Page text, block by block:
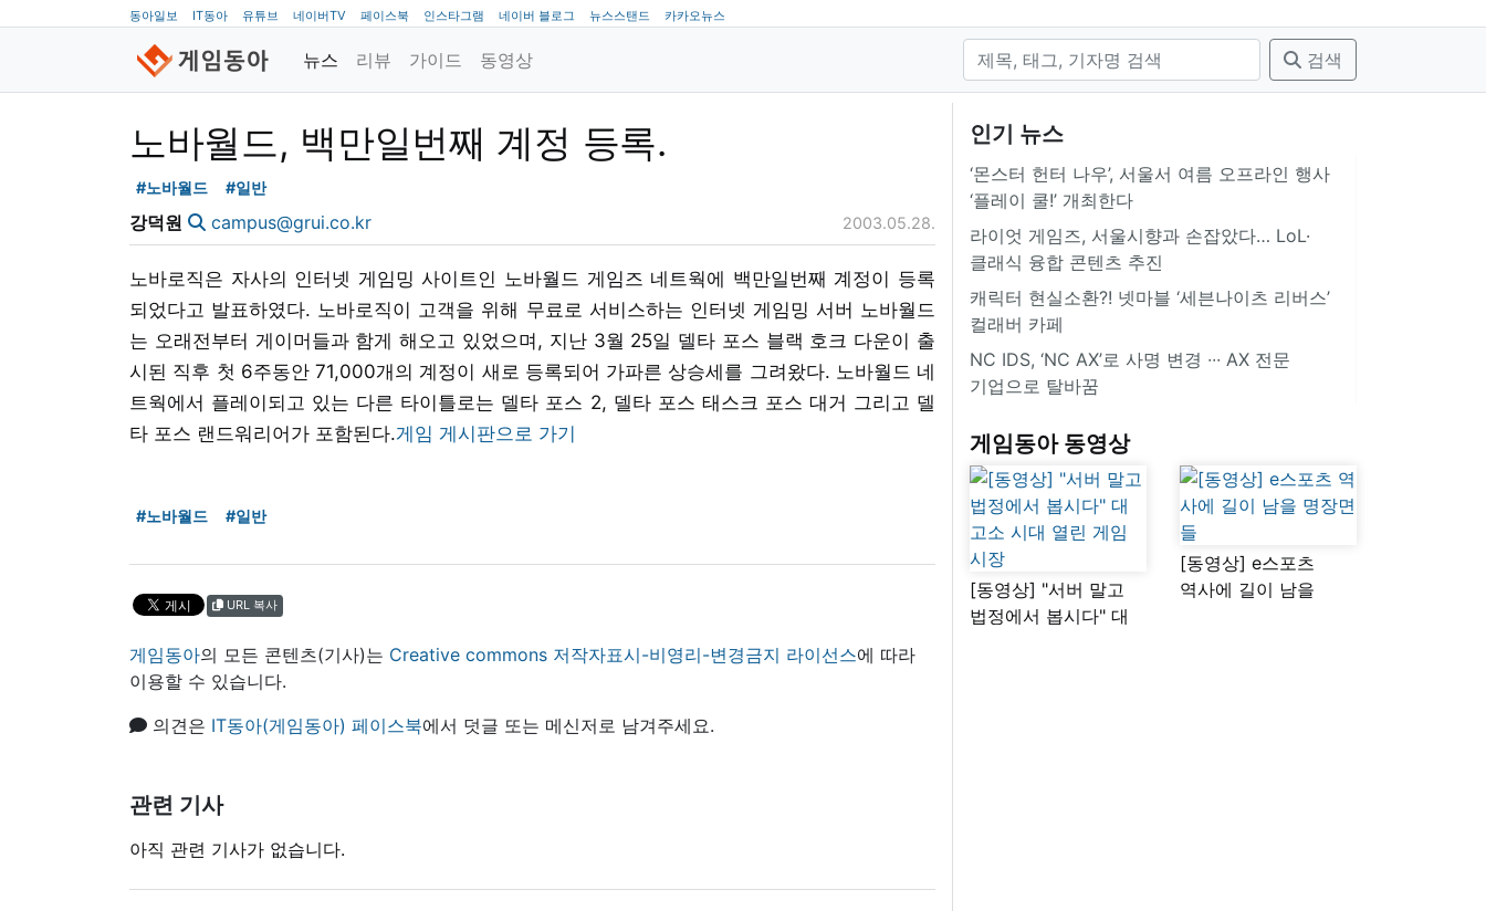
동아일보 IT동아 유튜브 네이버TV 페이스북 인스타그램 네이버 블로그 뉴스스탠드 카카오뉴스
뉴스 리뷰 가이드 동영상 검색
노바월드, 백만일번째 계정 등록.
#노바월드 #일반
강덕원 campus@grui.co.kr 2003.05.28.
노바로직은 자사의 인터넷 게임밍 사이트인 노바월드 게임즈 네트웍에 백만일번째 계정이 등록
되었다고 발표하였다. 노바로직이 고객을 위해 무료로 서비스하는 인터넷 게임밍 서버 노바월드
는 오래전부터 게이머들과 함게 해오고 있었으며, 지난 3월 25일 델타 포스 블랙 호크 다운이 출
시된 직후 첫 6주동안 71,000개의 계정이 새로 등록되어 가파른 상승세를 그려왔다. 노바월드 네
트웍에서 플레이되고 있는 다른 타이틀로는 델타 포스 2, 델타 포스 태스크 포스 대거 그리고 델
타 포스 랜드워리어가 포함된다.게임 게시판으로 가기
#노바월드 #일반
URL 복사
게임동아의 모든 콘텐츠(기사)는 Creative commons 저작자표시-비영리-변경금지 라이선스에 따라
이용할 수 있습니다.
의견은 IT동아(게임동아) 페이스북에서 덧글 또는 메신저로 남겨주세요.
관련 기사
아직 관련 기사가 없습니다.
인기 뉴스
‘몬스터 헌터 나우’, 서울서 여름 오프라인 행사
‘플레이 쿨!’ 개최한다
라이엇 게임즈, 서울시향과 손잡았다… LoL·
클래식 융합 콘텐츠 추진
캐릭터 현실소환?! 넷마블 ‘세븐나이츠 리버스’
컬래버 카페
NC IDS, ‘NC AX’로 사명 변경 ∙∙∙ AX 전문
기업으로 탈바꿈
게임동아 동영상
[동영상] "서버 말고
법정에서 봅시다" 대
[동영상] e스포츠
역사에 길이 남을